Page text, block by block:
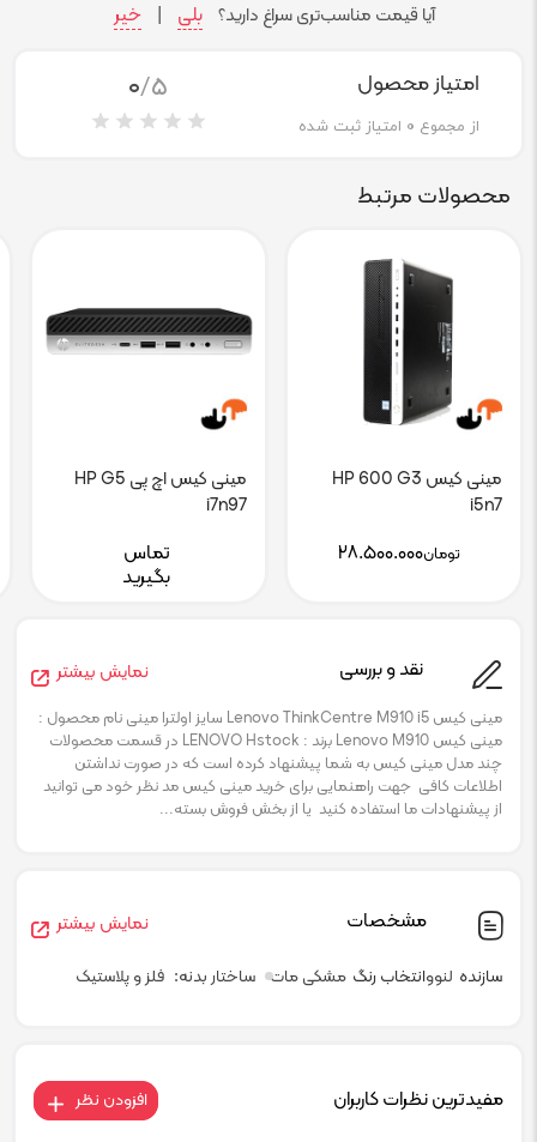
آیا قیمت مناسب‌تری سراغ دارید؟ بلی خیر
امتیاز محصول
از مجموع 0 امتیاز ثبت شده
0/5
محصولات مرتبط
مینی کیس HP 600 G3
i5n7
تومان۲۸.۵۰۰.۰۰۰
مینی کیس اچ پی HP G5
i7n97
تماس
بگیرید
نقد و بررسی نمایش بیشتر
مینی کیس Lenovo ThinkCentre M910 i5 سایز اولترا مینی نام محصول :
مینی کیس Lenovo M910 برند : LENOVO Hstock در قسمت محصولات
چند مدل مینی کیس به شما پیشنهاد کرده است که در صورت نداشتن
اطلاعات کافی جهت راهنمایی برای خرید مینی کیس مد نظر خود می توانید
از پیشنهادات ما استفاده کنید یا از بخش فروش بسته...
مشخصات نمایش بیشتر
سازنده لنووانتخاب رنگ مشکی مات ساختار بدنه فلز و پلاستیک
مفیدترین نظرات کاربران افزودن نظر